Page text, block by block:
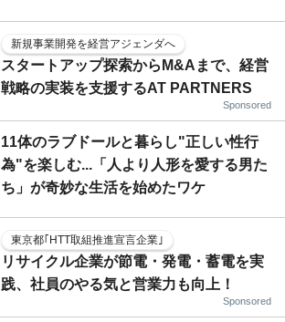
新規事業開発を経営アジェンダへ
スタートアップ探索からM&Aまで、経営
戦略の実装を支援するAT PARTNERS
Sponsored
11体のラブドールと暮らし"正しい性行
為"を楽しむ...「人より人形を愛する男た
ち」が奇妙な生活を始めたワケ
東京都｢HTT取組推進宣言企業｣
リサイクル企業が節電・発電・蓄電を実
践、社員のやる気と営業力も向上！
Sponsored